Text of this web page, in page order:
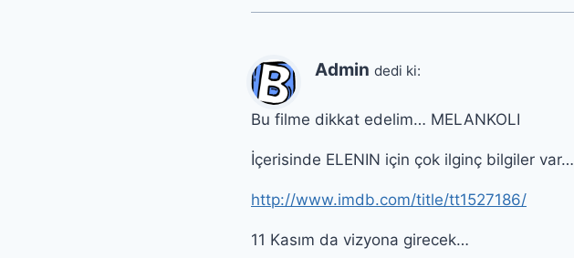
Admin dedi ki:
Bu filme dikkat edelim… MELANKOLI
İçerisinde ELENIN için çok ilginç bilgiler var…
http://www.imdb.com/title/tt1527186/
11 Kasım da vizyona girecek…